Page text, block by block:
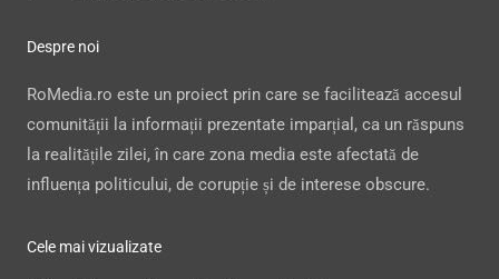
Despre noi
RoMedia.ro este un proiect prin care se facilitează accesul
comunității la informații prezentate imparțial, ca un răspuns
la realitățile zilei, în care zona media este afectată de
influența politicului, de corupție și de interese obscure.
Cele mai vizualizate